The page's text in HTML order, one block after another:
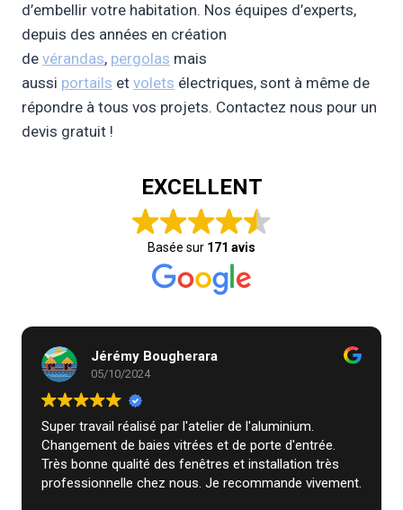
d’embellir votre habitation. Nos équipes d’experts,
depuis des années en création
de vérandas, pergolas mais
aussi portails et volets électriques, sont à même de
répondre à tous vos projets. Contactez nous pour un
devis gratuit !
EXCELLENT
Basée sur 171 avis
Jérémy Bougherara
05/10/2024
Super travail réalisé par l'atelier de l'aluminium.
Changement de baies vitrées et de porte d'entrée.
Très bonne qualité des fenêtres et installation très
professionnelle chez nous. Je recommande vivement.